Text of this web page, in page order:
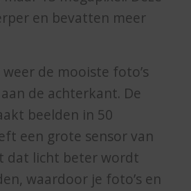
en bevatten meer
de mooiste foto’s
de achterkant. De
beelden in 50
een grote sensor van
dat licht beter wordt
waardoor je foto’s en